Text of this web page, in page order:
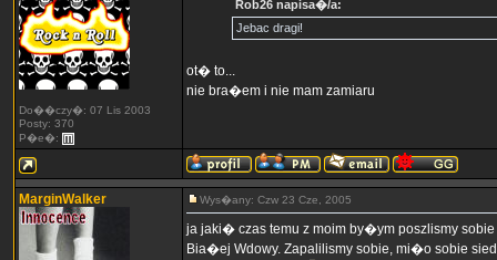
Do��czy�: 07 Lis 2003
Posty: 370
P�e�:
Rob26 napisa�/a:
Jebac dragi!
ot� to...
nie bra�em i nie mam zamiaru
MarginWalker Wys�any: Czw 23 Cze, 2005
ja jaki� czas temu z moim by�ym poszlismy
Bia�ej Wdowy. Zapalilismy sobie, mi�o sobie